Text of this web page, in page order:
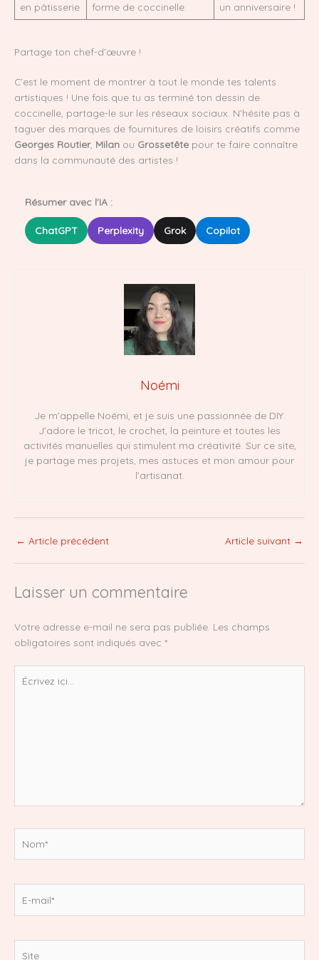
en pâtisserie
forme de coccinelle.
un anniversaire !
Partage ton chef-d’œuvre !
C’est le moment de montrer à tout le monde tes talents
artistiques ! Une fois que tu as terminé ton dessin de
coccinelle, partage-le sur les réseaux sociaux. N’hésite pas à
taguer des marques de fournitures de loisirs créatifs comme
Georges Routier, Milan ou Grossetête pour te faire connaître
dans la communauté des artistes !
Résumer avec l'IA :
ChatGPT Perplexity Grok Copilot
Noémi
Je m’appelle Noémi, et je suis une passionnée de DIY.
J’adore le tricot, le crochet, la peinture et toutes les
activités manuelles qui stimulent ma créativité. Sur ce site,
je partage mes projets, mes astuces et mon amour pour
l’artisanat.
← Article précédent Article suivant →
Laisser un commentaire
Votre adresse e-mail ne sera pas publiée. Les champs
obligatoires sont indiqués avec *
ici…
mail*